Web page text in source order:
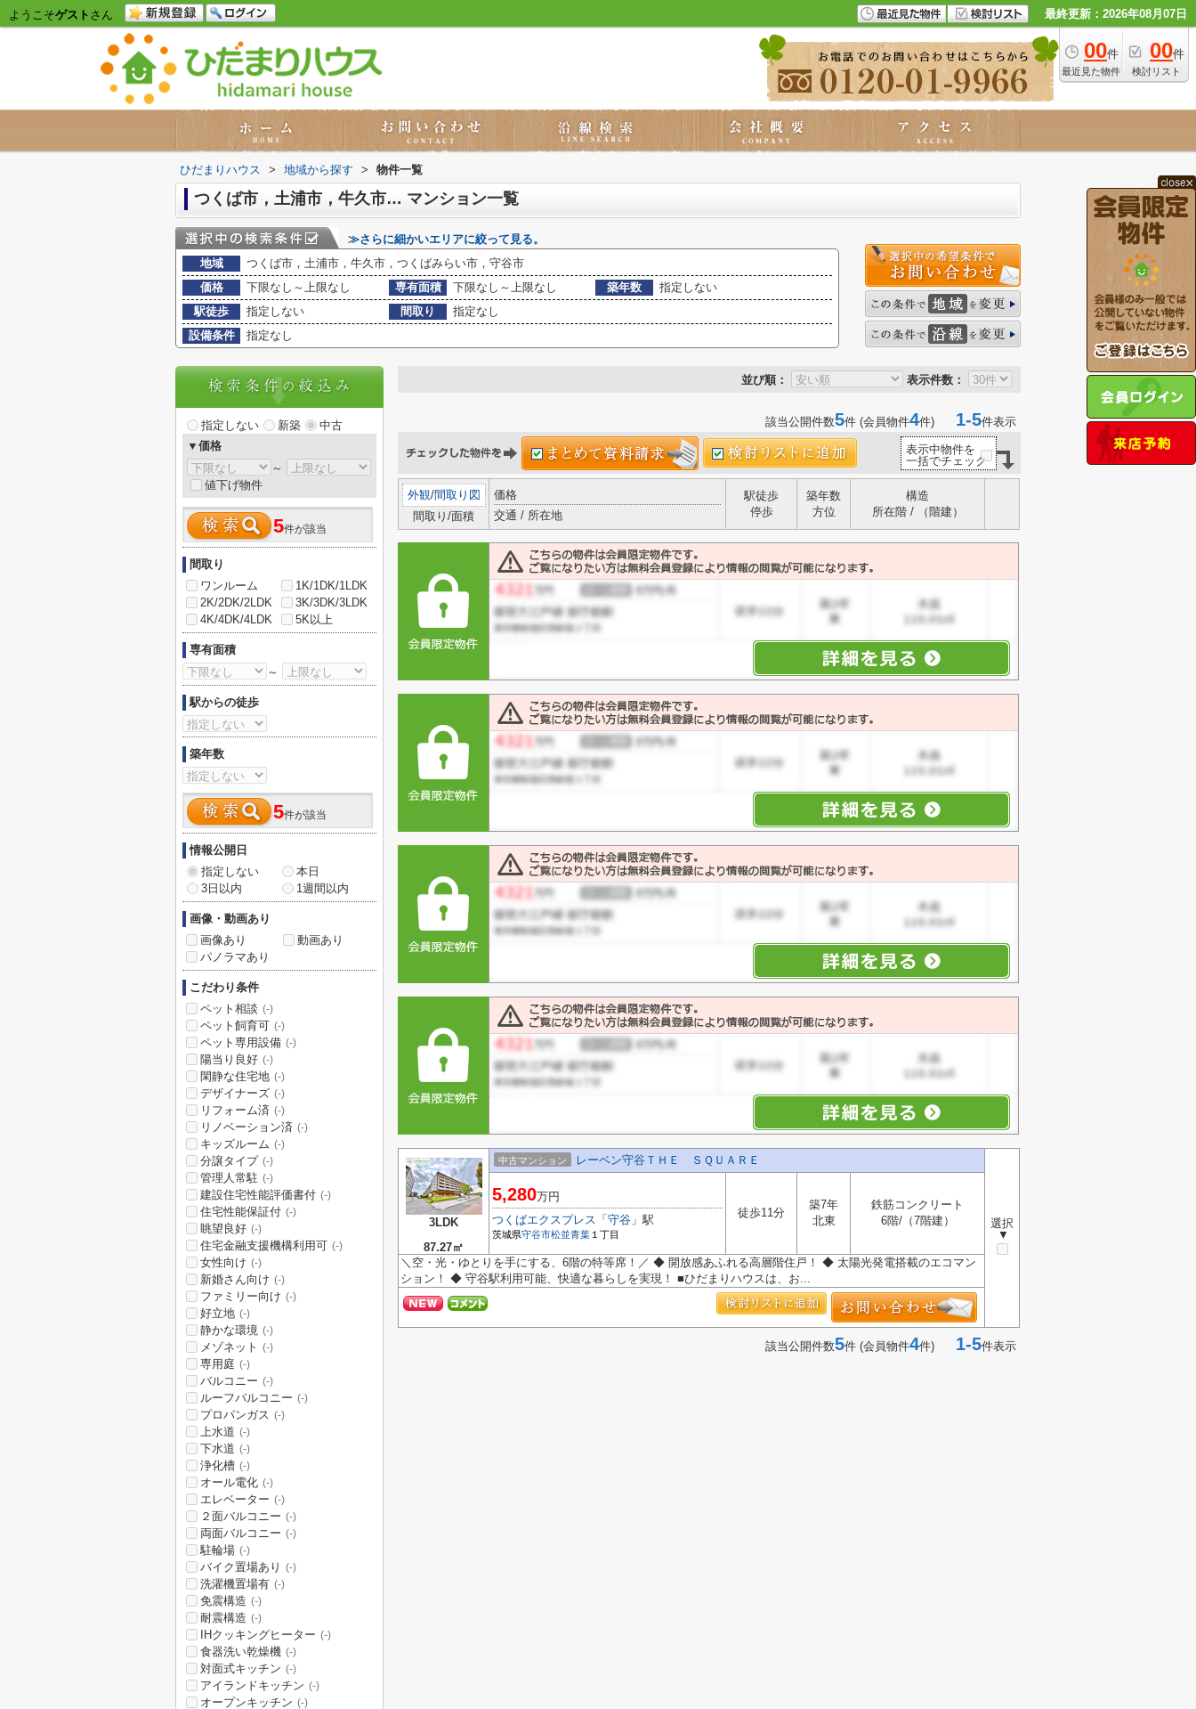
ようこそゲスト さん 最終更新：2026年08月07日
00件
最近見た物件
00件
検討リスト
ひだまりハウス > 地域から探す > 物件一覧
つくば市，土浦市，牛久市… マンション一覧
≫さらに細かいエリアに絞って見る。
地域
つくば市，土浦市，牛久市，つくばみらい市，守谷市
価格
下限なし～上限なし 専有面積 下限なし～上限なし 築年数
指定しない
駅徒歩
指定しない 間取り
指定なし
設備条件
指定なし
並び順： 表示件数：
該当公開件数5件 (会員物件4件) 1-5件表示
表示中物件を
一括でチェック
外観/間取り図
間取り/面積
価格
交通 / 所在地
駅徒歩
停歩
築年数
方位
構造
所在階 / （階建）
3LDK
87.27㎡
中古マンション レーベン守谷ＴＨＥ ＳＱＵＡＲＥ
選択
▼
5,280万円
つくばエクスプレス 「 守谷 」駅
茨城県守谷市松並青葉 １丁目
徒歩11分
築7年
北東
鉄筋コンクリート
6階/（7階建）
＼空・光・ゆとりを手にする、6階の特等席！／ ◆ 開放感あふれる高層階住戸！ ◆ 太陽光発電搭載のエコマン
ション！ ◆ 守谷駅利用可能、快適な暮らしを実現！ ■ひだまりハウスは、お...
該当公開件数5件 (会員物件4件) 1-5件表示
指定しない 新築
中古
▼価格
～
値下げ物件
5件が該当
間取り
ワンルーム
1K/1DK/1LDK
2K/2DK/2LDK
3K/3DK/3LDK
4K/4DK/4LDK
5K以上
専有面積
～
駅からの徒歩
築年数
5件が該当
情報公開日
指定しない
本日
3日以内
1週間以内
画像・動画あり
画像あり
動画あり
パノラマあり
こだわり条件
ペット相談 (-)
ペット飼育可 (-)
ペット専用設備 (-)
陽当り良好 (-)
閑静な住宅地 (-)
デザイナーズ (-)
リフォーム済 (-)
リノベーション済 (-)
キッズルーム (-)
分譲タイプ (-)
管理人常駐 (-)
建設住宅性能評価書付 (-)
住宅性能保証付 (-)
眺望良好 (-)
住宅金融支援機構利用可 (-)
女性向け (-)
新婚さん向け (-)
ファミリー向け (-)
好立地 (-)
静かな環境 (-)
メゾネット (-)
専用庭 (-)
バルコニー (-)
ルーフバルコニー (-)
プロパンガス (-)
上水道 (-)
下水道 (-)
浄化槽 (-)
オール電化 (-)
エレベーター (-)
２面バルコニー (-)
両面バルコニー (-)
駐輪場 (-)
バイク置場あり (-)
洗濯機置場有 (-)
免震構造 (-)
耐震構造 (-)
IHクッキングヒーター (-)
食器洗い乾燥機 (-)
対面式キッチン (-)
アイランドキッチン (-)
オープンキッチン (-)